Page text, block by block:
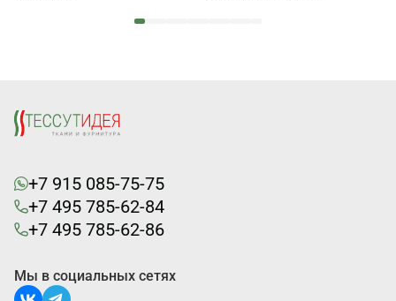
+7 915 085-75-75
+7 495 785-62-84
+7 495 785-62-86
Мы в социальных сетях